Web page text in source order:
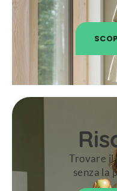
Trovare il
senza la